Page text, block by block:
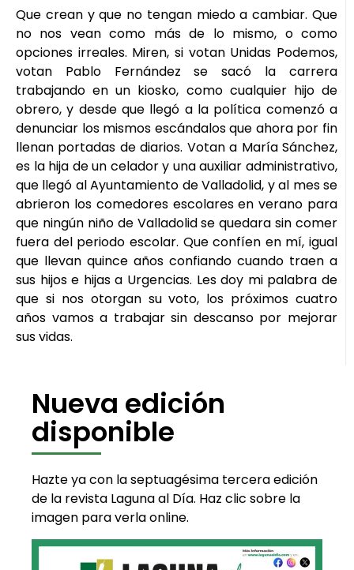
Que crean y que no tengan miedo a cambiar. Que
no nos vean como más de lo mismo, o como
opciones irreales. Miren, si votan Unidas Podemos,
votan Pablo Fernández se sacó la carrera
trabajando en un kiosko, como cualquier hijo de
obrero, y desde que llegó a la política comenzó a
denunciar los mismos escándalos que ahora por fin
llenan portadas de diarios. Votan a María Sánchez,
es la hija de un celador y una auxiliar administrativo,
que llegó al Ayuntamiento de Valladolid, y al mes se
abrieron los comedores escolares en verano para
que ningún niño de Valladolid se quedara sin comer
fuera del periodo escolar. Que confíen en mí, igual
que llevan quince años confiando cuando traen a
sus hijos e hijas a Urgencias. Les doy mi palabra de
que si nos otorgan su voto, los próximos cuatro
años vamos a trabajar sin descanso por mejorar
sus vidas.
Nueva edición
disponible
Hazte ya con la septuagésima tercera edición
de la revista Laguna al Día. Haz clic sobre la
imagen para verla online.